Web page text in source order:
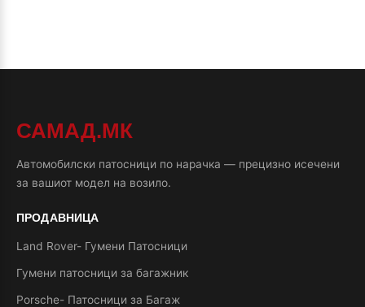
САМАД.МК
Автомобилски патосници по нарачка — прецизно исечени
за вашиот модел на возило.
ПРОДАВНИЦА
Land Rover- Гумени Патосници
Гумени патосници за багажник
Porsche- Патосници за Багаж